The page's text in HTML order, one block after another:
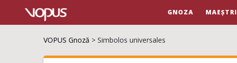
GNOZA MAEȘTRI
VOPUS Gnoză > Simbolos universales